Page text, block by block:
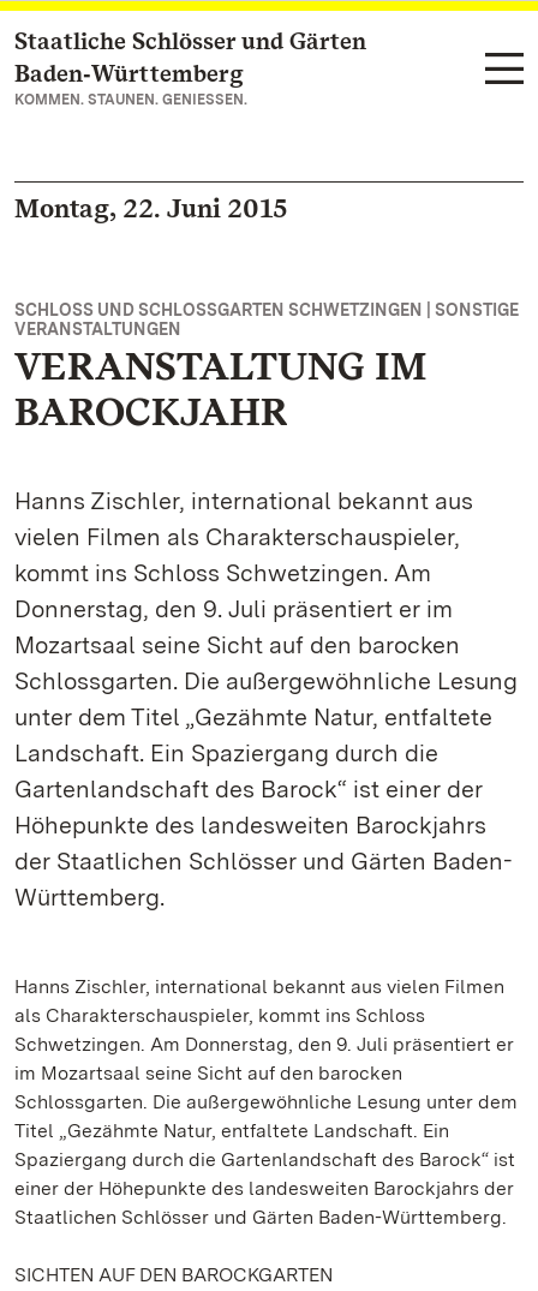
Zum Hauptinhalt springen
Staatliche Schlösser und Gärten
Baden‑Württemberg
KOMMEN. STAUNEN. GENIESSEN.
Montag, 22. Juni 2015
SCHLOSS UND SCHLOSSGARTEN SCHWETZINGEN | SONSTIGE
VERANSTALTUNGEN
VERANSTALTUNG IM
BAROCKJAHR
Hanns Zischler, international bekannt aus
vielen Filmen als Charakterschauspieler,
kommt ins Schloss Schwetzingen. Am
Donnerstag, den 9. Juli präsentiert er im
Mozartsaal seine Sicht auf den barocken
Schlossgarten. Die außergewöhnliche Lesung
unter dem Titel „Gezähmte Natur, entfaltete
Landschaft. Ein Spaziergang durch die
Gartenlandschaft des Barock“ ist einer der
Höhepunkte des landesweiten Barockjahrs
der Staatlichen Schlösser und Gärten Baden-
Württemberg.
Hanns Zischler, international bekannt aus vielen Filmen
als Charakterschauspieler, kommt ins Schloss
Schwetzingen. Am Donnerstag, den 9. Juli präsentiert er
im Mozartsaal seine Sicht auf den barocken
Schlossgarten. Die außergewöhnliche Lesung unter dem
Titel „Gezähmte Natur, entfaltete Landschaft. Ein
Spaziergang durch die Gartenlandschaft des Barock“ ist
einer der Höhepunkte des landesweiten Barockjahrs der
Staatlichen Schlösser und Gärten Baden-Württemberg.
SICHTEN AUF DEN BAROCKGARTEN